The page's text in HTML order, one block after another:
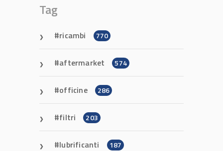
Tag
ricambi 770
aftermarket 574
officine 286
filtri 203
lubrificanti 187